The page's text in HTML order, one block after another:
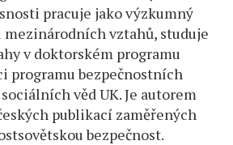
pracuje jako výzkumný
mezinárodních vztahů, studuje
v doktorském programu
programu bezpečnostních
věd UK. Je autorem
publikací zaměřených
bezpečnost.